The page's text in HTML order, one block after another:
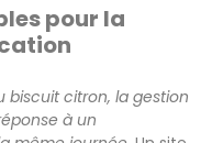
pour la
biscuit citron, la gestion
à un